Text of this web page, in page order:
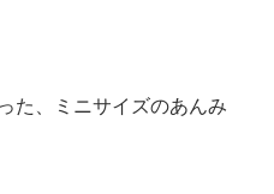
た、ミニサイズのあんみ